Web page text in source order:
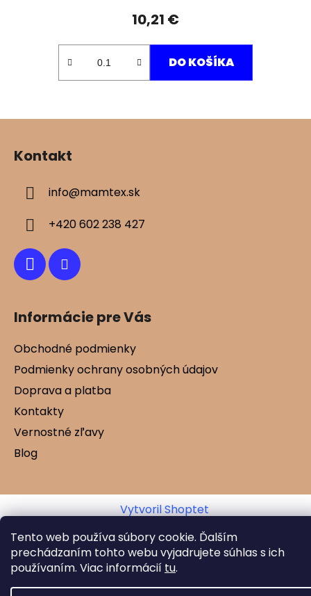
Tento web používa súbory cookie. Ďalším
prechádzaním tohto webu vyjadrujete súhlas s ich
používaním. Viac informácií tu.
10,21 €
DO KOŠÍKA
Z
Kontakt
info@mamtex.sk
+420 602 238 427
Informácie pre Vás
Obchodné podmienky
Podmienky ochrany osobných údajov
Doprava a platba
Kontakty
Vernostné zľavy
Blog
Vytvoril Shoptet
vyhradené.